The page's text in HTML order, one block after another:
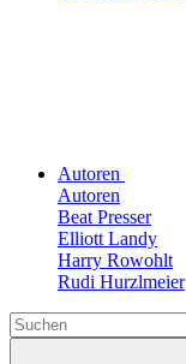
Autoren
Autoren
Beat Presser
Elliott Landy
Harry Rowohlt
Rudi Hurzlmeier